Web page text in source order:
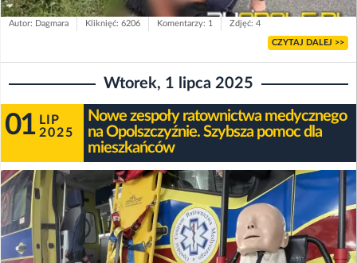
Autor: Dagmara Kliknięć: 6206 Komentarzy: 1 Zdjęć: 4
CZYTAJ DALEJ >>
Wtorek, 1 lipca 2025
01 LIP
2025
Nowe zespoły ratownictwa medycznego
na Opolszczyźnie. Szybsza pomoc dla
mieszkańców